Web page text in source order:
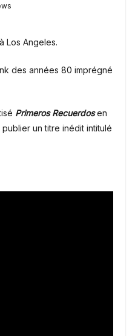
Los Angeles.
des années 80 imprégné
Primeros Recuerdosen
un titre inédit intitulé